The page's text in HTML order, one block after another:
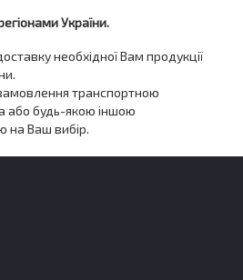
України.
необхідної Вам продукції
транспортною
або будь-якою іншою
на Ваш вибір.